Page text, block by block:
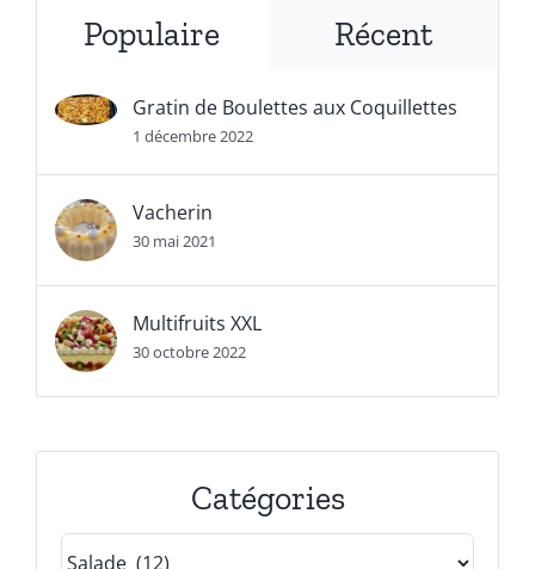
Populaire Récent
Gratin de Boulettes aux Coquillettes
1 décembre 2022
Vacherin
30 mai 2021
Multifruits XXL
30 octobre 2022
Catégories
Catégories